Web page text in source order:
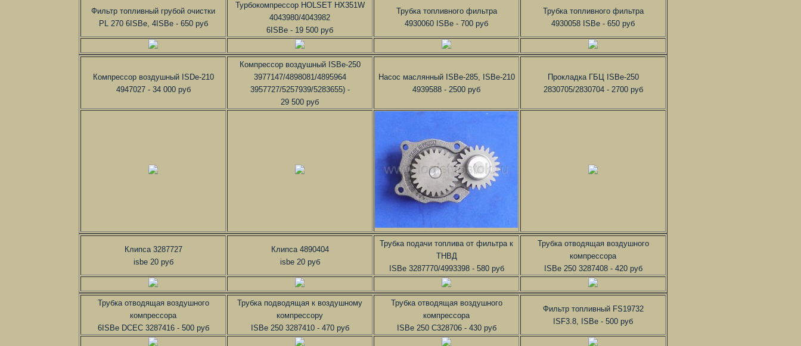
Фильтр топливный грубой очистки
PL 270 6ISBe, 4ISBe - 650 руб
Турбокомпрессор HOLSET HX351W
4043980/4043982
6ISBe - 19 500 руб
Трубка топливного фильтра
4930060 ISBe - 700 руб
Трубка топливного фильтра
4930058 ISBe - 650 руб
Компрессор воздушный ISDe-210
4947027 - 34 000 руб
Компрессор воздушный ISBe-250
3977147/4898081/4895964
3957727/5257939/5283655) -
29 500 руб
Насос маслянный ISBe-285, ISBe-210
4939588 - 2500 руб
Прокладка ГБЦ ISBe-250
2830705/2830704 - 2700 руб
Клипса 3287727
isbe 20 руб
Клипса 4890404
isbe 20 руб
Трубка подачи топлива от фильтра к
ТНВД
ISBe 3287770/4993398 - 580 руб
Трубка отводящая воздушного
компрессора
ISBe 250 3287408 - 420 руб
Трубка отводящая воздушного
компрессора
6ISBe DCEC 3287416 - 500 руб
Трубка подводящая к воздушному
компрессору
ISBe 250 3287410 - 470 руб
Трубка отводящая воздушного
компрессора
ISBe 250 C328706 - 430 руб
Фильтр топливный FS19732
ISF3.8, ISBe - 500 руб